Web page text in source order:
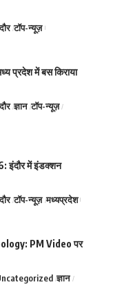
टॉप-न्यूज़
प्रदेश में बस किराया
ज्ञान टॉप-न्यूज़
इंदौर में इंडक्शन
टॉप-न्यूज़ मध्यप्रदेश
PM Video पर
ज्ञान